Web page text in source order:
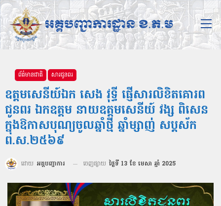
ព័ត៌មានជាតិ សារជូនពរ
ឧត្តមសេនីយ៍ឯក សេង វុទ្ធី ផ្ញើសារលិខិតគោរព
ជូនពរ ឯកឧត្ដម នាយឧត្ដមសេនីយ៍ វង្ស ពិសេន
ក្នុងឱកាសបុណ្យចូលឆ្នាំថ្មី ឆ្នាំម្សាញ់ សប្តស័ក
ព.ស.២៥៦៩
ដោយ អគ្គបញ្ជាការ ចេញផ្សាយ ថ្ងៃទី 13 ខែ មេសា ឆ្នាំ 2025